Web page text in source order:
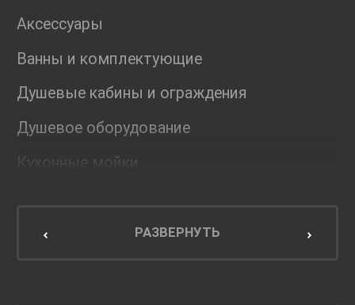
Аксессуары
Ванны и комплектующие
Душевые кабины и ограждения
Душевое оборудование
Кухонные мойки
Мебель для кухниРАЗВЕРНУТЬ